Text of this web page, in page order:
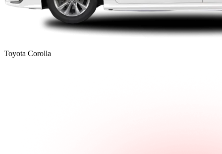
Toyota Corolla